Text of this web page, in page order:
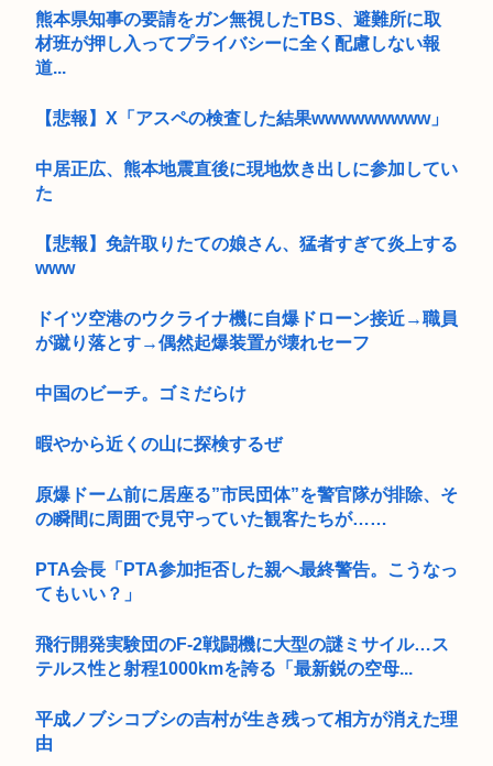
熊本県知事の要請をガン無視したTBS、避難所に取
材班が押し入ってプライバシーに全く配慮しない報
道...
【悲報】X「アスペの検査した結果wwwwwwwww」
中居正広、熊本地震直後に現地炊き出しに参加してい
た
【悲報】免許取りたての娘さん、猛者すぎて炎上する
www
ドイツ空港のウクライナ機に自爆ドローン接近→職員
が蹴り落とす→偶然起爆装置が壊れセーフ
中国のビーチ。ゴミだらけ
暇やから近くの山に探検するぜ
原爆ドーム前に居座る”市民団体”を警官隊が排除、そ
の瞬間に周囲で見守っていた観客たちが……
PTA会長「PTA参加拒否した親へ最終警告。こうなっ
てもいい？」
飛行開発実験団のF-2戦闘機に大型の謎ミサイル…ス
テルス性と射程1000kmを誇る「最新鋭の空母...
平成ノブシコブシの吉村が生き残って相方が消えた理
由